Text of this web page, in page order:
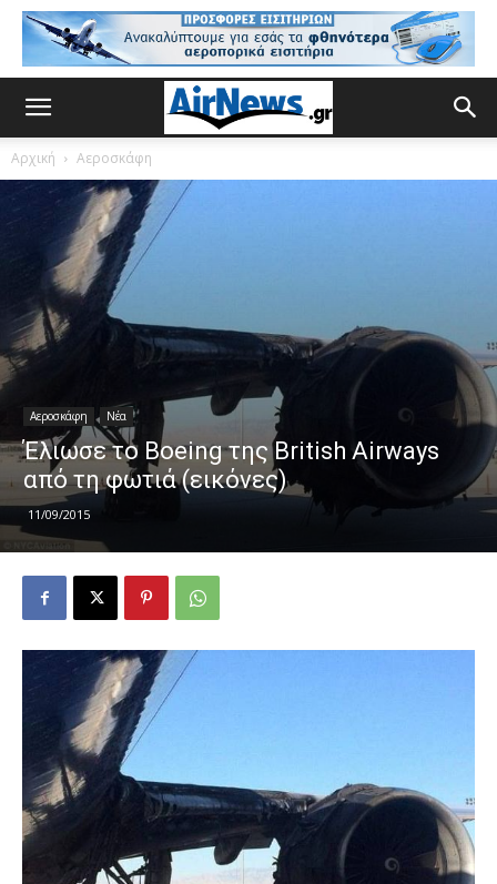
Αρχική Αεροσκάφη
Αεροσκάφη Νέα
Έλιωσε το Boeing της British Airways
από τη φωτιά (εικόνες)
11/09/2015